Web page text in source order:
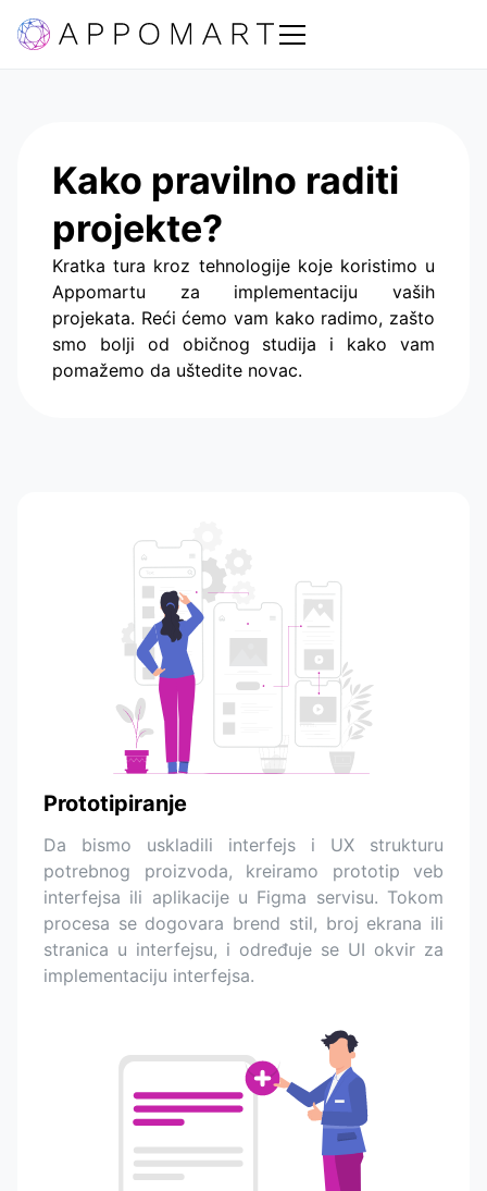
Kako pravilno raditi
projekte?
Kratka tura kroz tehnologije koje koristimo u
Appomartu za implementaciju vaših
projekata. Reći ćemo vam kako radimo, zašto
smo bolji od običnog studija i kako vam
pomažemo da uštedite novac.
Prototipiranje
Da bismo uskladili interfejs i UX strukturu
potrebnog proizvoda, kreiramo prototip veb
interfejsa ili aplikacije u Figma servisu. Tokom
procesa se dogovara brend stil, broj ekrana ili
stranica u interfejsu, i određuje se UI okvir za
implementaciju interfejsa.